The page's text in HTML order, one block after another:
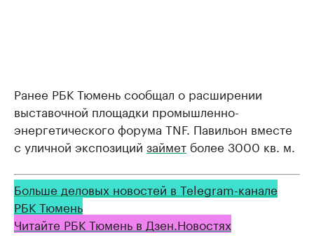
Ранее РБК Тюмень сообщал о расширении
выставочной площадки промышленно-
энергетического форума TNF. Павильон вместе
с уличной экспозиций займет более 3000 кв. м.
Больше деловых новостей в Telegram-канале
РБК Тюмень
Читайте РБК Тюмень в Дзен.Новостях